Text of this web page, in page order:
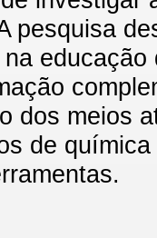
pesquisa
dos meios
de